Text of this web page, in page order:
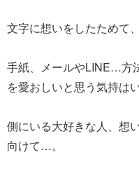
文字に想いをしたためて
手紙、メールやLINE…方
を愛おしいと思う気持は
側にいる大好きな人、想
向けて…。